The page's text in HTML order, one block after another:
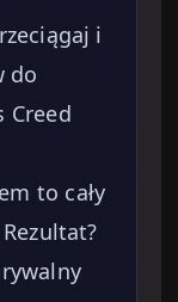
i
do
Creed
to cały